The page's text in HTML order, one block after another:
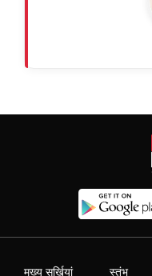
मुख्य सुर्खियां स्तंभ